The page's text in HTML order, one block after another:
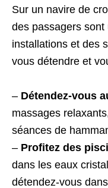
Sur un navire de
des passagers
installations et des
vous détendre et
– Détendez-vous
massages
séances de
– Profitez des
dans les eaux
détendez-vous